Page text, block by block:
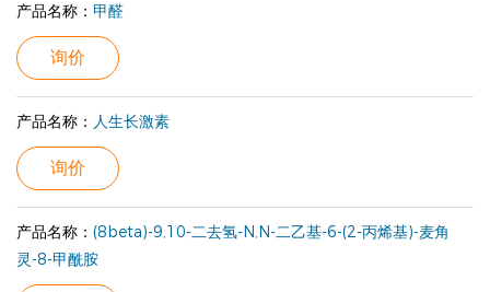
产品名称： 甲醛
询价
产品名称： 人生长激素
询价
产品名称： (8beta)-9,10-二去氢-N,N-二乙基-6-(2-丙烯基)-麦角
灵-8-甲酰胺